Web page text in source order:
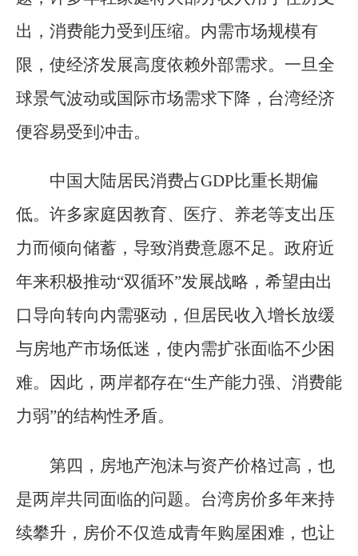
出，消费能力受到压缩。内需市场规模有
限，使经济发展高度依赖外部需求。一旦全
球景气波动或国际市场需求下降，台湾经济
便容易受到冲击。
中国大陆居民消费占GDP比重长期偏
低。许多家庭因教育、医疗、养老等支出压
力而倾向储蓄，导致消费意愿不足。政府近
年来积极推动“双循环”发展战略，希望由出
口导向转向内需驱动，但居民收入增长放缓
与房地产市场低迷，使内需扩张面临不少困
难。因此，两岸都存在“生产能力强、消费能
力弱”的结构性矛盾。
第四，房地产泡沫与资产价格过高，也
是两岸共同面临的问题。台湾房价多年来持
续攀升，房价不仅造成青年购屋困难，也让